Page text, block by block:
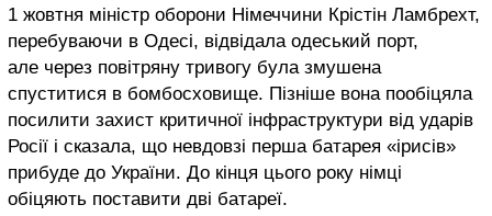
1 жовтня міністр оборони Німеччини Крістін Ламбрехт,
перебуваючи в Одесі, відвідала одеський порт,
але через повітряну тривогу була змушена
спуститися в бомбосховище. Пізніше вона пообіцяла
посилити захист критичної інфраструктури від ударів
Росії і сказала, що невдовзі перша батарея «ірисів»
прибуде до України. До кінця цього року німці
обіцяють поставити дві батареї.